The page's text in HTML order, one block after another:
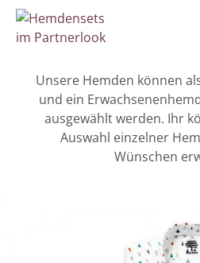
Unsere Hemden können
und ein
ausgewählt werden. Ihr
Auswahl einzelner
Wünschen